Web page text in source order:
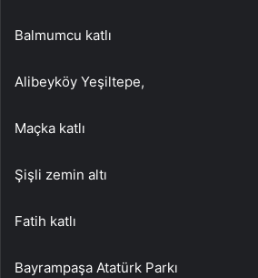
Balmumcu katlı
Alibeyköy Yeşiltepe,
Maçka katlı
Şişli zemin altı
Fatih katlı
Bayrampaşa Atatürk Parkı